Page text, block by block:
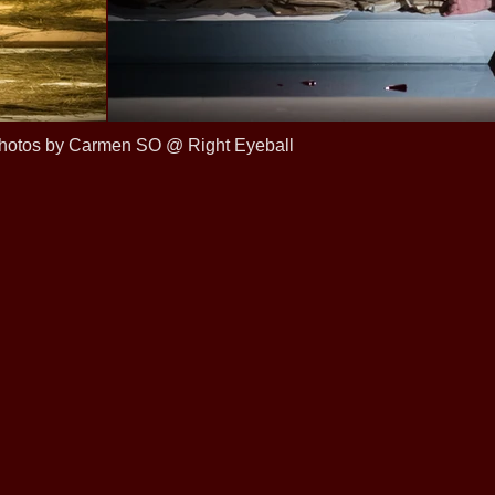
by Carmen SO @ Right Eyeball